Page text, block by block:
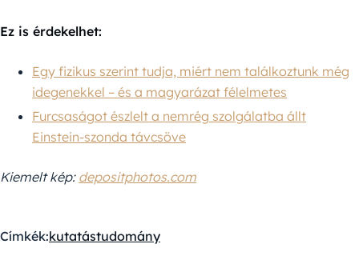
Ez is érdekelhet:
Egy fizikus szerint tudja, miért nem találkoztunk még
idegenekkel – és a magyarázat félelmetes
Furcsaságot észlelt a nemrég szolgálatba állt
Einstein-szonda távcsöve
Kiemelt kép: depositphotos.com
Címkék:kutatástudomány